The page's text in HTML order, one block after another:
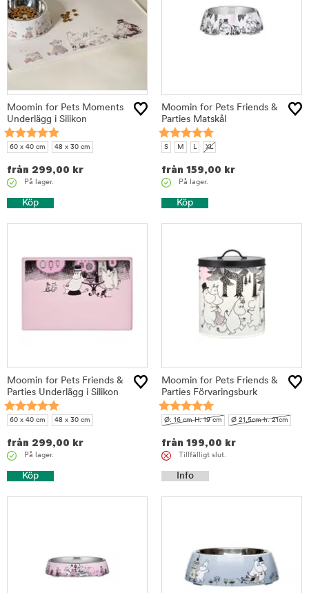
Moomin for Pets Moments
Underlägg i Silikon
60 x 40 cm 48 x 30 cm
från 299,00 kr
På lager.
Köp
Moomin for Pets Friends &
Parties Matskål
S M L XL
från 159,00 kr
På lager.
Köp
Moomin for Pets Friends &
Parties Underlägg i Silikon
60 x 40 cm 48 x 30 cm
från 299,00 kr
På lager.
Köp
Moomin for Pets Friends &
Parties Förvaringsburk
Ø: 16 cm H: 19 cm Ø 21,5cm h. 21cm
från 199,00 kr
Tillfälligt slut.
Info